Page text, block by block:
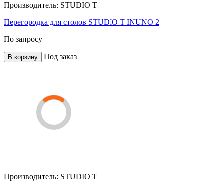
Производитель: STUDIO T
Перегородка для столов STUDIO T INUNO 2
По запросу
В корзину Под заказ
Производитель: STUDIO T